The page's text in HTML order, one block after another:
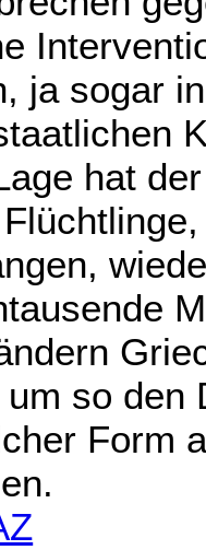
ja sogar
hat
so den
Form